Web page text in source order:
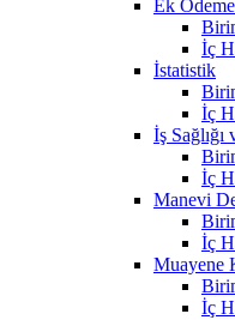
Ek
İç
İstatistik
İç
İş
İç
Manevi
İç
Muayene
İç